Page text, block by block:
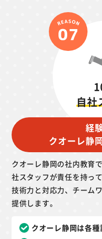
自社
経
クオーレ静
クオーレ静岡の社内教育
社スタッフが責任を持っ
技術力と対応力、チーム
提供します。
クオーレ静岡は各